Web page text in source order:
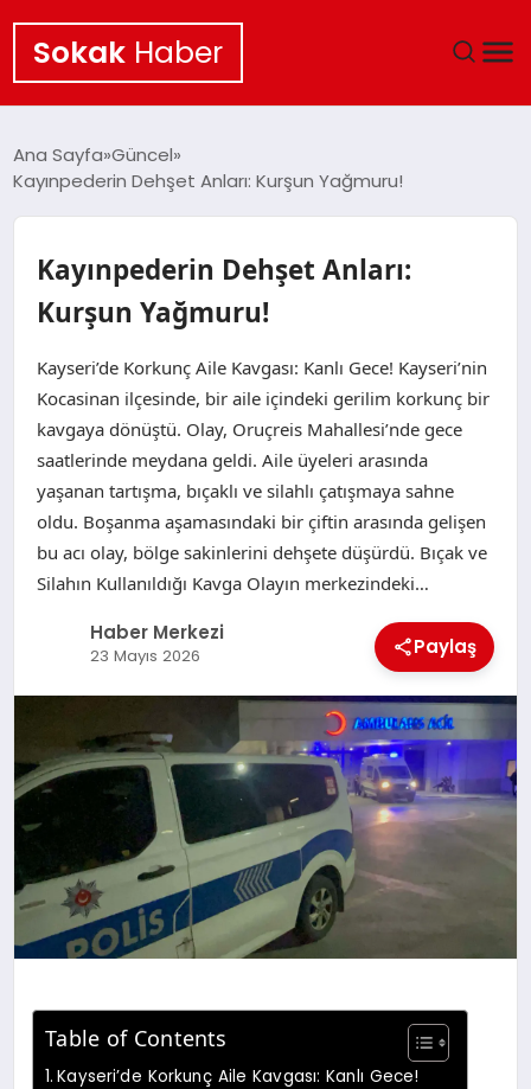
Sokak Haber
EKONOMI
POLITIKA
GÜNCEL
KÜLTÜR SANAT
SAĞLIK
TEKNOLOJI
Ana Sayfa Güncel
Kayınpederin Dehşet Anları: Kurşun Yağmuru!
Kayınpederin Dehşet Anları:
Kurşun Yağmuru!
Kayseri’de Korkunç Aile Kavgası: Kanlı Gece! Kayseri’nin
Kocasinan ilçesinde, bir aile içindeki gerilim korkunç bir
kavgaya dönüştü. Olay, Oruçreis Mahallesi’nde gece
saatlerinde meydana geldi. Aile üyeleri arasında
yaşanan tartışma, bıçaklı ve silahlı çatışmaya sahne
oldu. Boşanma aşamasındaki bir çiftin arasında gelişen
bu acı olay, bölge sakinlerini dehşete düşürdü. Bıçak ve
Silahın Kullanıldığı Kavga Olayın merkezindeki…
Haber Merkezi
23 Mayıs 2026 Paylaş
Table of Contents
Kayseri’de Korkunç Aile Kavgası: Kanlı Gece!